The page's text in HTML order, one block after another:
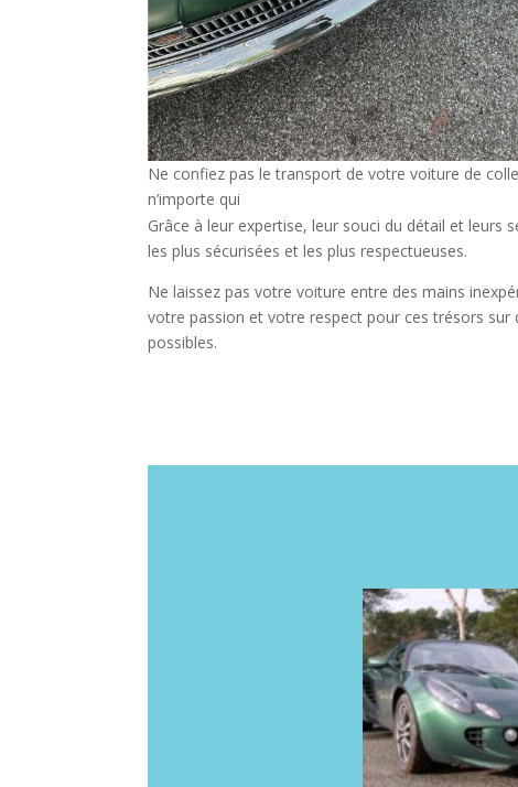
Ne confiez pas le transport de votre voiture de
n’importe qui
Grâce à leur expertise, leur souci du détail et leurs
les plus sécurisées et les plus respectueuses.
Ne laissez pas votre voiture entre des mains
votre passion et votre respect pour ces trésors
possibles.